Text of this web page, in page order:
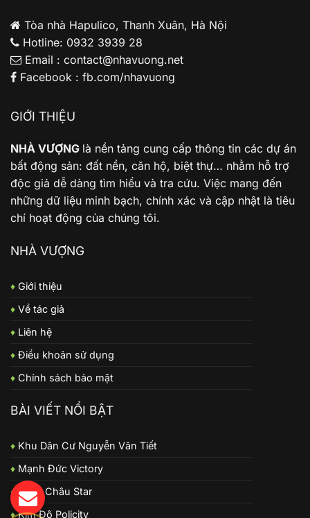
Tòa nhà Hapulico, Thanh Xuân, Hà Nội
Hotline: 0932 3939 28
Email : contact@nhavuong.net
Facebook : fb.com/nhavuong
GIỚI THIỆU
NHÀ VƯỢNG là nền tảng cung cấp thông tin các dự án
bất động sản: đất nền, căn hộ, biệt thự… nhằm hỗ trợ
độc giả dễ dàng tìm hiểu và tra cứu. Việc mang đến
những dữ liệu minh bạch, chính xác và cập nhật là tiêu
chí hoạt động của chúng tôi.
NHÀ VƯỢNG
♦ Giới thiệu
♦ Về tác giả
♦ Liên hệ
♦ Điều khoản sử dụng
♦ Chính sách bảo mật
BÀI VIẾT NỔI BẬT
♦ Khu Dân Cư Nguyễn Văn Tiết
♦ Mạnh Đức Victory
♦ Long Châu Star
♦ Kim Đô Policity